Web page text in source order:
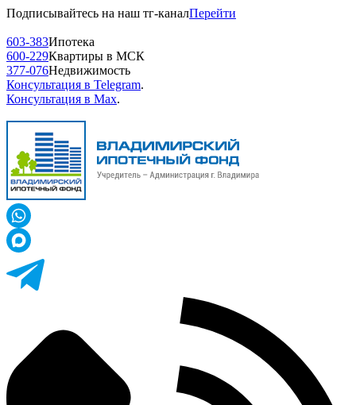
Подписывайтесь на наш тг-каналПерейти
603-383Ипотека
600-229Квартиры в МСК
377-076Недвижимость
Консультация в Telegram.
Консультация в Max.